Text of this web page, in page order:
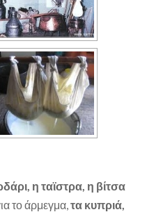
η ταϊστρα, η βίτσα
το άρμεγμα,τα κυπριά,